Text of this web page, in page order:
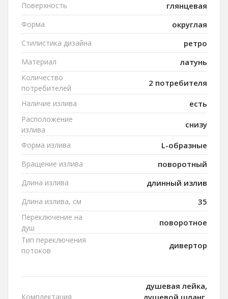
Поверхность глянцевая
Форма округлая
Стилистика дизайна ретро
Материал латунь
Количество
потребителей
2 потребителя
Наличие излива есть
Расположение
излива
снизу
Форма излива L-образные
Вращение излива поворотный
Длина излива длинный излив
Длина излива, см 35
Переключение на
душ
поворотное
Тип переключения
потоков
дивертор
Комплектация
душевая лейка,